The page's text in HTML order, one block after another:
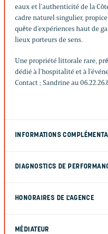
eaux et l’authenticité de la
cadre naturel singulier,
quête d’expériences haut de
lieux porteurs de sens.
Une propriété littorale rare,
dédié à l’hospitalité et à
Contact ; Sandrine au
INFORMATIONS
DIAGNOSTICS DE
HONORAIRES DE L'AGENCE
MÉDIATEUR